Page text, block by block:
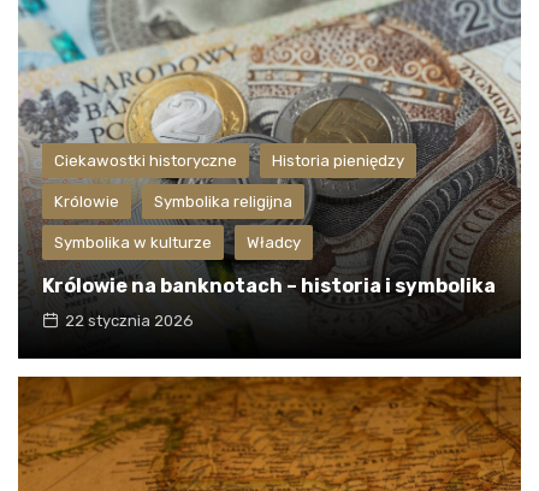
Ciekawostki historyczne Historia pieniędzy
Królowie Symbolika religijna
Symbolika w kulturze Władcy
Królowie na banknotach – historia i symbolika
22 stycznia 2026